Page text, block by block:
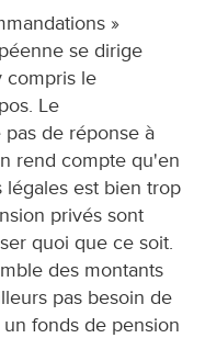
»
se dirige
compris le
Le
de réponse à
rend compte qu'en
est bien trop
privés sont
quoi que ce soit.
des montants
pas besoin de
fonds de pension